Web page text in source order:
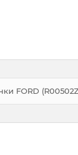
FORD